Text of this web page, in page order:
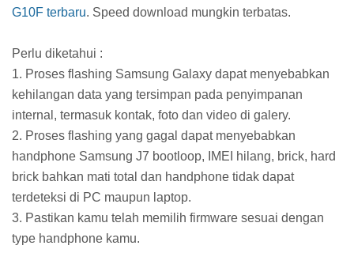
G10F terbaru. Speed download mungkin terbatas.
Perlu diketahui :
1. Proses flashing Samsung Galaxy dapat menyebabkan
kehilangan data yang tersimpan pada penyimpanan
internal, termasuk kontak, foto dan video di galery.
2. Proses flashing yang gagal dapat menyebabkan
handphone Samsung J7 bootloop, IMEI hilang, brick, hard
brick bahkan mati total dan handphone tidak dapat
terdeteksi di PC maupun laptop.
3. Pastikan kamu telah memilih firmware sesuai dengan
type handphone kamu.